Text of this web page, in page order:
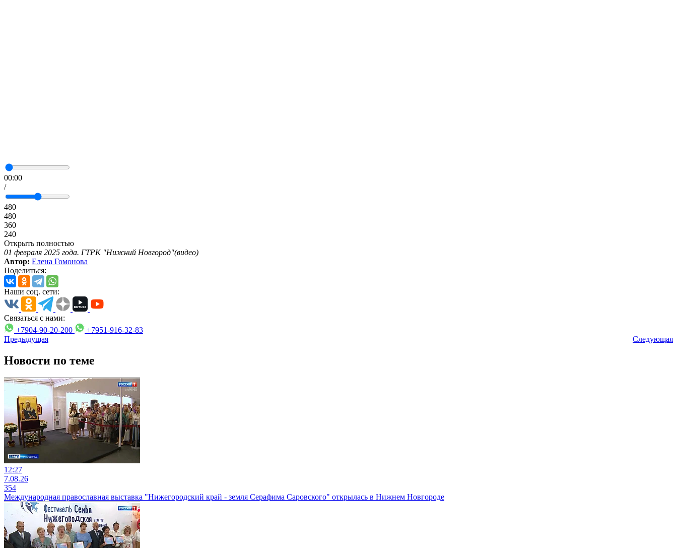
00:00
/
480
480
360
240
Открыть полностью
01 февраля 2025 года. ГТРК "Нижний Новгород"(видео)
Автор: Елена Гомонова
Поделиться:
Наши соц. сети:
Связаться с нами:
+7904-90-20-200
+7951-916-32-83
Предыдущая
Следующая
Новости по теме
12:27
7.08.26
354
Международная православная выставка "Нижегородский край - земля Серафима Саровского" открылась в Нижнем Новгороде